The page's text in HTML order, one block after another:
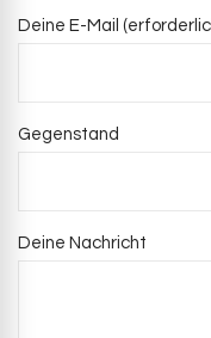
Deine E-Mail
Gegenstand
Deine Nachricht